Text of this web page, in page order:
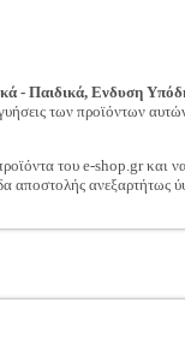
- Παιδικά, Ενδυση
των προϊόντων
του e-shop.gr και
αποστολής ανεξαρτήτως